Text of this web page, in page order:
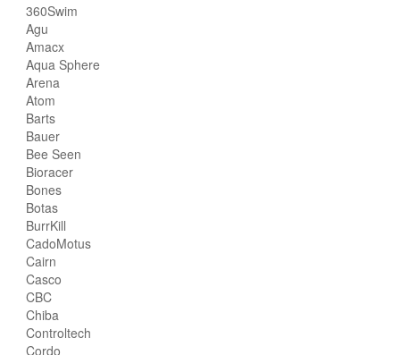
360Swim
Agu
Amacx
Aqua Sphere
Arena
Atom
Barts
Bauer
Bee Seen
Bioracer
Bones
Botas
BurrKill
CadoMotus
Cairn
Casco
CBC
Chiba
Controltech
Cordo